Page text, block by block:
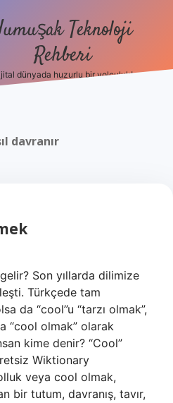
Teknoloji
Rehberi
dünyada huzurlu bir yolculuk!
davranır
Son yıllarda dilimize
Türkçede tam
da “cool”u “tarzı olmak”,
“cool olmak” olarak
kime denir? “Cool”
Wiktionary
veya cool olmak,
bir tutum, davranış, tavır,